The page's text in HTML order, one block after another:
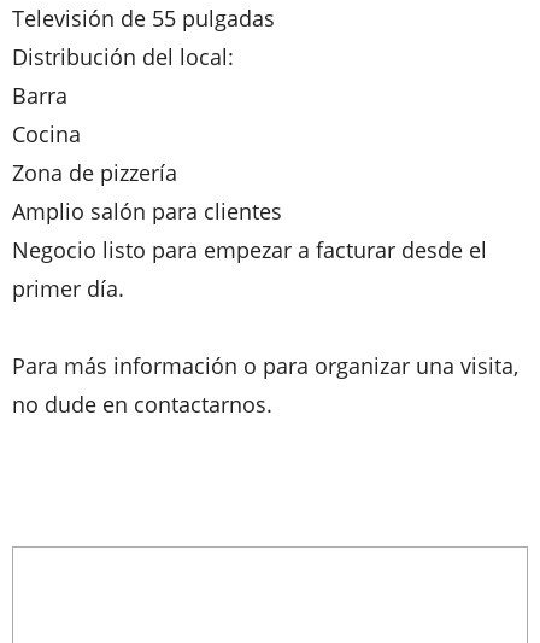
Televisión de 55 pulgadas
Distribución del local:
Barra
Cocina
Zona de pizzería
Amplio salón para clientes
Negocio listo para empezar a facturar desde el
primer día.
Para más información o para organizar una visita,
no dude en contactarnos.